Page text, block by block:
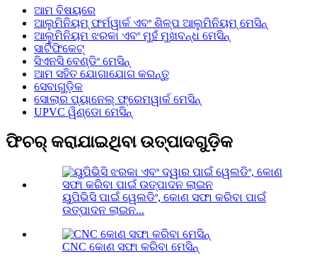
ଆମ ବିଷୟରେ
ଆଲୁମିନିୟମ୍ ଫର୍ମୱାର୍କ ଏବଂ ଶିଳ୍ପ ଆଲୁମିନିୟମ୍ ମେସିନ୍
ଆଲୁମିନିୟମ ଝରକା ଏବଂ ମୁହଁ ମୁଖବନ୍ଧ ମେସିନ୍
ସାର୍ଟିଫିକେଟ୍
ସିଏନସି ବେଣ୍ଡିଂ ମେସିନ୍
ଆମ ସହିତ ଯୋଗାଯୋଗ କରନ୍ତୁ
ସେବାଗୁଡ଼ିକ
ସୋଲାର ପ୍ୟାନେଲ୍ ଫ୍ରେମୱାର୍କ ମେସିନ୍
UPVC ୱିଣ୍ଡୋ ମେସିନ୍
ଫିଚର୍ କରାଯାଇଥିବା ଉତ୍ପାଦଗୁଡ଼ିକ
ୟୁପିଭିସି ପାଇଁ ୱେଲଡିଂ, କୋଣ ସଫା କରିବା ପାଇଁ
ଉତ୍ପାଦନ ଲାଇନ...
CNC କୋଣ ସଫା କରିବା ମେସିନ୍